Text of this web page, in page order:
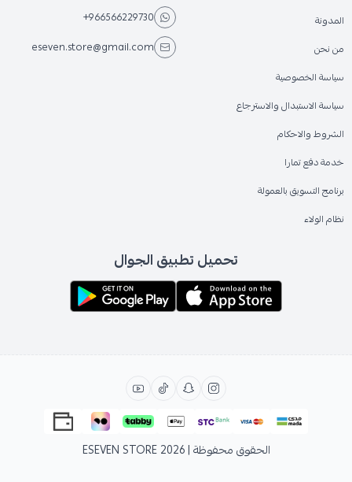
المدونة
من نحن
سياسة الخصوصية
سياسة الاستبدال والاسترجاع
الشروط والاحكام
خدمة دفع تمارا
برنامج التسويق بالعمولة
نظام الولاء
+966566229730
eseven.store@gmail.com
تحميل تطبيق الجوال
الحقوق محفوظة | 2026 ESEVEN STORE